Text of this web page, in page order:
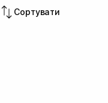
Сортувати